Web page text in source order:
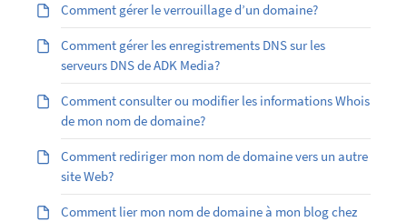
Comment gérer le verrouillage d’un domaine?
Comment gérer les enregistrements DNS sur les
serveurs DNS de ADK Media?
Comment consulter ou modifier les informations Whois
de mon nom de domaine?
Comment rediriger mon nom de domaine vers un autre
site Web?
Comment lier mon nom de domaine à mon blog chez